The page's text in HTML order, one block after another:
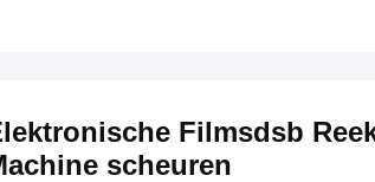
Filmsdsb
scheuren